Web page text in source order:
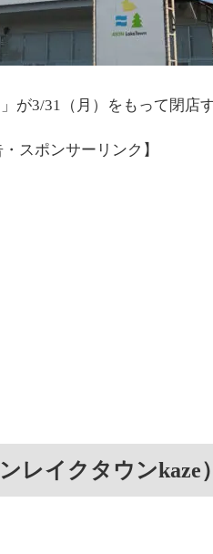
が3/31（月）をもって閉店
・スポンサーリンク】
レイクタウンkaze）